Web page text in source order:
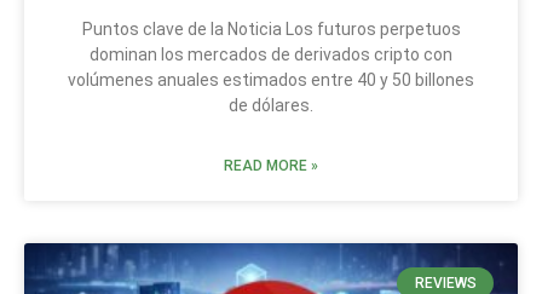
Puntos clave de la Noticia Los futuros perpetuos
dominan los mercados de derivados cripto con
volúmenes anuales estimados entre 40 y 50 billones
de dólares.
READ MORE »
REVIEWS